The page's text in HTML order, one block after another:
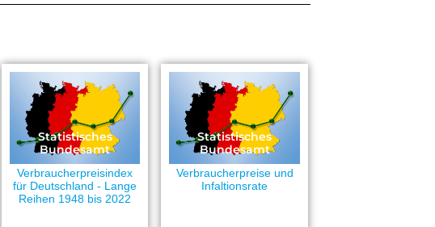
Statistisches
Bundesamt
Verbraucherpreisindex
für Deutschland - Lange
Reihen 1948 bis 2022
Statistisches
Bundesamt
Verbraucherpreise und
Infaltionsrate